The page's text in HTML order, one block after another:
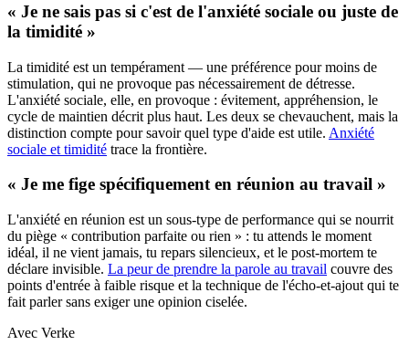
« Je ne sais pas si c'est de l'anxiété sociale ou juste de
la timidité »
La timidité est un tempérament — une préférence pour moins de
stimulation, qui ne provoque pas nécessairement de détresse.
L'anxiété sociale, elle, en provoque : évitement, appréhension, le
cycle de maintien décrit plus haut. Les deux se chevauchent, mais la
distinction compte pour savoir quel type d'aide est utile. Anxiété
sociale et timidité trace la frontière.
« Je me fige spécifiquement en réunion au travail »
L'anxiété en réunion est un sous-type de performance qui se nourrit
du piège « contribution parfaite ou rien » : tu attends le moment
idéal, il ne vient jamais, tu repars silencieux, et le post-mortem te
déclare invisible. La peur de prendre la parole au travail couvre des
points d'entrée à faible risque et la technique de l'écho-et-ajout qui te
fait parler sans exiger une opinion ciselée.
Avec Verke